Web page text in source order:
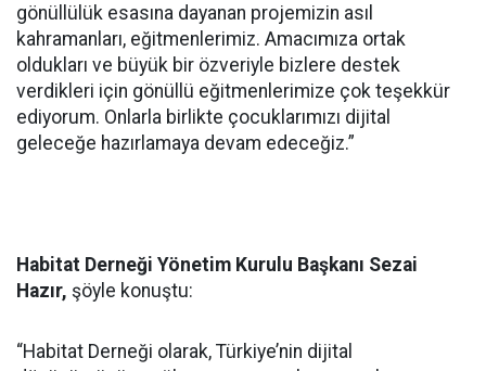
gönüllülük esasına dayanan projemizin asıl
kahramanları, eğitmenlerimiz. Amacımıza ortak
oldukları ve büyük bir özveriyle bizlere destek
verdikleri için gönüllü eğitmenlerimize çok teşekkür
ediyorum. Onlarla birlikte çocuklarımızı dijital
geleceğe hazırlamaya devam edeceğiz.”
Habitat Derneği Yönetim Kurulu Başkanı Sezai
Hazır, şöyle konuştu:
“Habitat Derneği olarak, Türkiye’nin dijital